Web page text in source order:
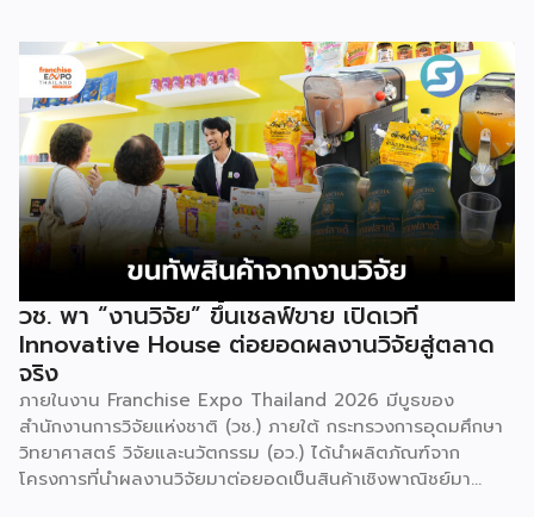
บริหารธุรกิจ การวางแผนการเงิน และการบริหารความเสี่ยง
เตรียมความพร้อมสำหรับการขยายตลาดสู่ต่างประเทศ โดยการ
จัดงานครั้งนี้คาดว่าจะสร้างมูลค่าทางเศรษฐกิจราว 220 ล้านบาท
แฟรนไชส์ไม่ใช่เพียงโมเดลธุรกิจ แต่คือ โอกาสในการต่อยอด
แบรนด์ไทยให้ก้าวสู่ตลาดใหม่ EXIM BANK จึงผนึกกำลัง
พันธมิตร สนับสนุนผู้ประกอบการไทยให้พร้อม ขยายธุรกิจ สร้าง
แบรนด์ และเปิดตลาดต่างประเทศ EXIM BANK พร้อมร่วมเดิน
ทางสู่การเปิดตลาดใหม่ เพื่อพา “แฟรนไชส์ไทย” เติบโตไกลใน
ตลาดโลก ด้วยบทบาท Export Co-pilot ที่พร้อมเคียงข้าง
ธุรกิจไทยในทุกเส้นทาง
วช. พา “งานวิจัย” ขึ้นเชลฟ์ขาย เปิดเวที
Innovative House ต่อยอดผลงานวิจัยสู่ตลาด
จริง
ภายในงาน Franchise Expo Thailand 2026 มีบูธของ
สำนักงานการวิจัยแห่งชาติ (วช.) ภายใต้ กระทรวงการอุดมศึกษา
วิทยาศาสตร์ วิจัยและนวัตกรรม (อว.) ได้นำผลิตภัณฑ์จาก
โครงการที่นำผลงานวิจัยมาต่อยอดเป็นสินค้าเชิงพาณิชย์มา